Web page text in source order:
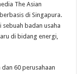
The Asian
di Singapura.
sebuah badan usaha
di bidang energi,
60 perusahaan